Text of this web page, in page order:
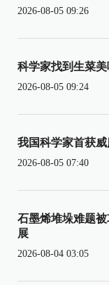
2026-08-05 09:26
科学家找到生菜
2026-08-05 09:24
我国科学家首获
2026-08-05 07:40
石墨烯堆垛难题
展
2026-08-04 03:05